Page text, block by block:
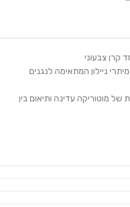
קרן צבעוני
באורך של 43 ס”מ עם 4 מיתרי ניילון המתאימה לנגנים
של מוטוריקה עדינה ותיאום בין